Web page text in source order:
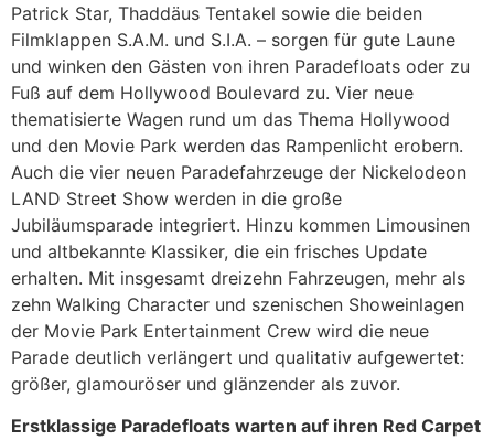
Patrick Star, Thaddäus Tentakel sowie die beiden
Filmklappen S.A.M. und S.I.A. – sorgen für gute Laune
und winken den Gästen von ihren Paradefloats oder zu
Fuß auf dem Hollywood Boulevard zu. Vier neue
thematisierte Wagen rund um das Thema Hollywood
und den Movie Park werden das Rampenlicht erobern.
Auch die vier neuen Paradefahrzeuge der Nickelodeon
LAND Street Show werden in die große
Jubiläumsparade integriert. Hinzu kommen Limousinen
und altbekannte Klassiker, die ein frisches Update
erhalten. Mit insgesamt dreizehn Fahrzeugen, mehr als
zehn Walking Character und szenischen Showeinlagen
der Movie Park Entertainment Crew wird die neue
Parade deutlich verlängert und qualitativ aufgewertet:
größer, glamouröser und glänzender als zuvor.
Erstklassige Paradefloats warten auf ihren Red Carpet